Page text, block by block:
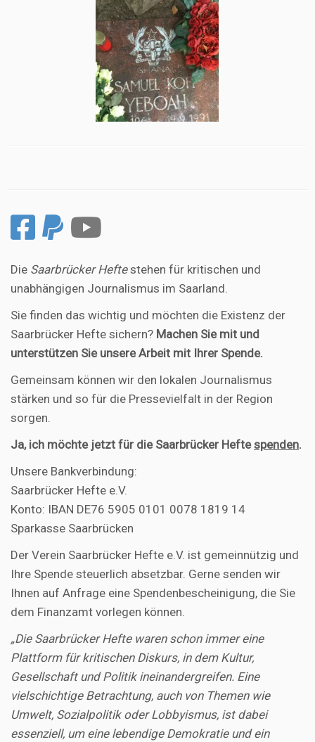
Die Saarbrücker Heftestehen für kritischen und
unabhängigen Journalismus im Saarland.
Sie finden das wichtig und möchten die Existenz der
Saarbrücker Hefte sichern? Machen Sie mit und
unterstützen Sie unsere Arbeit mit Ihrer Spende.
Gemeinsam können wir den lokalen Journalismus
stärken und so für die Pressevielfalt in der Region
sorgen.
Ja, ich möchte jetzt für die Saarbrücker Heftespenden.
Unsere Bankverbindung:
Saarbrücker Hefte e.V.
Konto: IBAN DE76 5905 0101 0078 1819 14
Sparkasse Saarbrücken
Der Verein Saarbrücker Hefte e.V. ist gemeinnützig und
Ihre Spende steuerlich absetzbar. Gerne senden wir
Ihnen auf Anfrage eine Spendenbescheinigung, die Sie
dem Finanzamt vorlegen können.
„Die Saarbrücker Hefte waren schon immer eine
Plattform für kritischen Diskurs, in dem Kultur,
Gesellschaft und Politik ineinandergreifen. Eine
vielschichtige Betrachtung, auch von Themen wie
Umwelt, Sozialpolitik oder Lobbyismus, ist dabei
essenziell, um eine lebendige Demokratie und ein